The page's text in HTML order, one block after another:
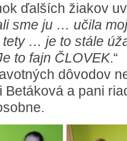
ďalších žiakov
sme ju … učila
… je to stále
to fajn ČLOVEK.“
dôvodov
Betáková a pani